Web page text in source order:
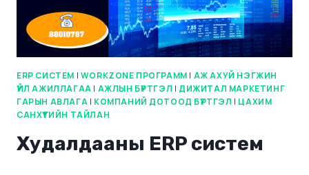
ERP СИСТЕМ | WORKZONE ПРОГРАММ | АЖ АХУЙ НЭГЖИН
ҮЙЛ АЖИЛЛАГАА | АЖЛЫН БҮРТГЭЛ | ДИЖИТАЛ МАРКЕТИНГ
ГАРЫН АВЛАГА | КОМПАНИЙ ДОТООД БҮРТГЭЛ | ЦАХИМ
САНХҮҮГИЙН ТАЙЛАН
Худалдааны ERP систем